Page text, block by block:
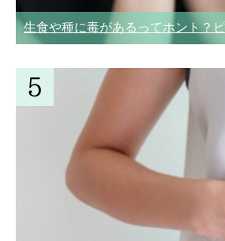
生食や種に毒があるってホント？